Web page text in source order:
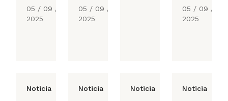
05 / 09 /
2025
05 / 09 /
2025
05 / 09 /
2025
Noticia Noticia Noticia Noticia